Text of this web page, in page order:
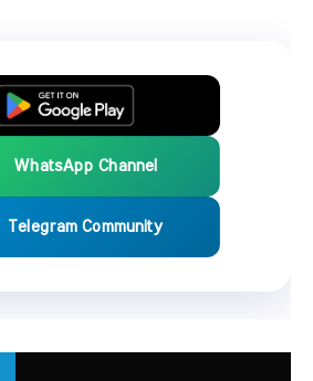
WhatsApp Channel
Telegram Community